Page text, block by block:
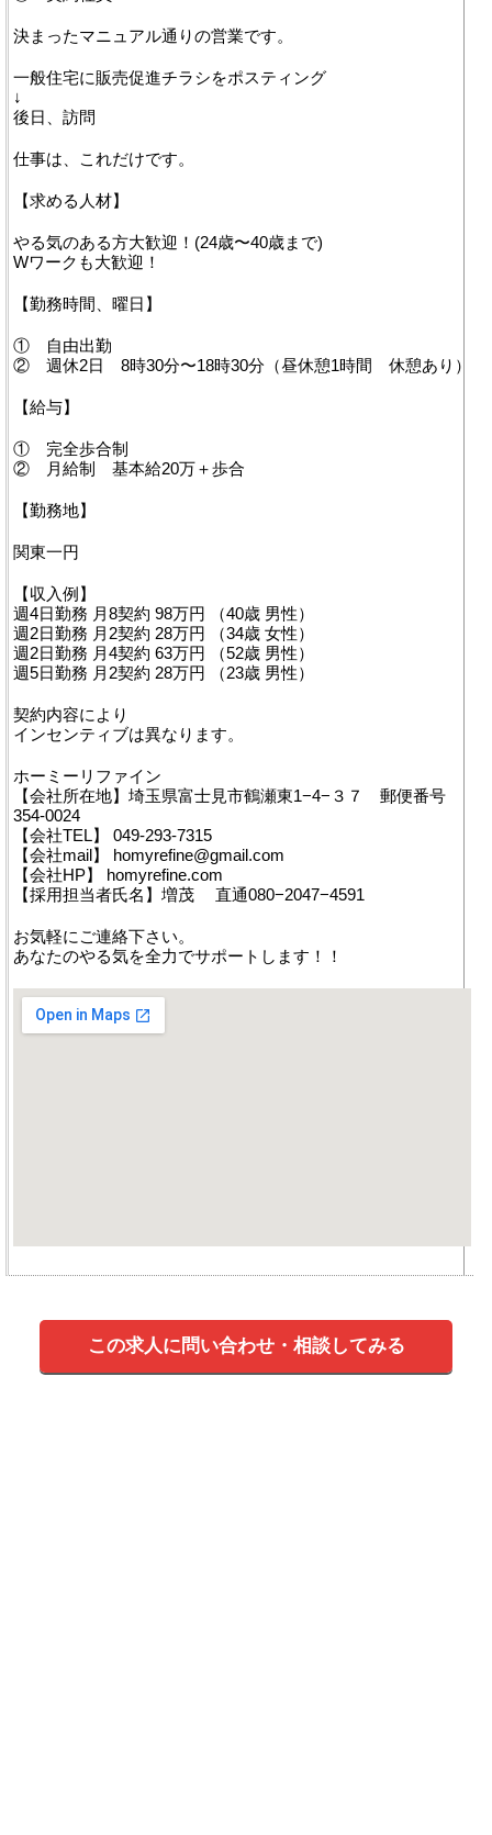
決まったマニュアル通りの営業です。
一般住宅に販売促進チラシをポスティング
↓
後日、訪問
仕事は、これだけです。
【求める人材】
やる気のある方大歓迎！(24歳〜40歳まで)
Wワークも大歓迎！
【勤務時間、曜日】
① 自由出勤
② 週休2日 8時30分〜18時30分（昼休憩1時間 休憩あり）
【給与】
① 完全歩合制
② 月給制 基本給20万＋歩合
【勤務地】
関東一円
【収入例】
週4日勤務 月8契約 98万円 （40歳 男性）
週2日勤務 月2契約 28万円 （34歳 女性）
週2日勤務 月4契約 63万円 （52歳 男性）
週5日勤務 月2契約 28万円 （23歳 男性）
契約内容により
インセンティブは異なります。
ホーミーリファイン
【会社所在地】埼玉県富士見市鶴瀬東1−4−３７ 郵便番号
354-0024
【会社TEL】 049-293-7315
【会社mail】 homyrefine@gmail.com
【会社HP】 homyrefine.com
【採用担当者氏名】増茂 直通080−2047−4591
お気軽にご連絡下さい。
あなたのやる気を全力でサポートします！！
この求人に問い合わせ・相談してみる